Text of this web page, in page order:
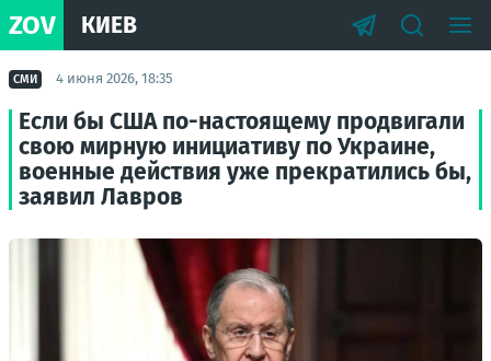
ZOV КИЕВ
СМИ 4 июня 2026, 18:35
Если бы США по-настоящему продвигали
свою мирную инициативу по Украине,
военные действия уже прекратились бы,
заявил Лавров